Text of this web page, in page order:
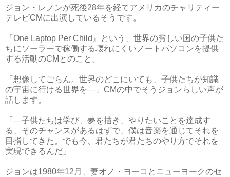
ジョン・レノンが死後28年を経てアメリカのチャリティー
テレビCMに出演しているそうです。
『One Laptop Per Child』という、世界の貧しい国の子供た
ちにソーラーで稼働する壊れにくいノートパソコンを提供
する活動のCMとのこと。
「想像してごらん。世界のどこにいても、子供たちが知識
の宇宙に行ける世界を―」CMの中でそうジョンらしい声が
話します。
「―子供たちは学び、夢を描き、やりたいことを達成す
る、そのチャンスがあるはずで、僕は音楽を通じてそれを
目指してきた。でも今、君たちが君たちのやり方でそれを
実現できるんだ」
ジョンは1980年12月、妻オノ・ヨーコとニューヨークのセ